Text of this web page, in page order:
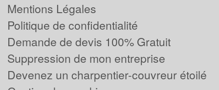
Mentions Légales
Politique de confidentialité
Demande de devis 100% Gratuit
Suppression de mon entreprise
Devenez un charpentier-couvreur étoilé